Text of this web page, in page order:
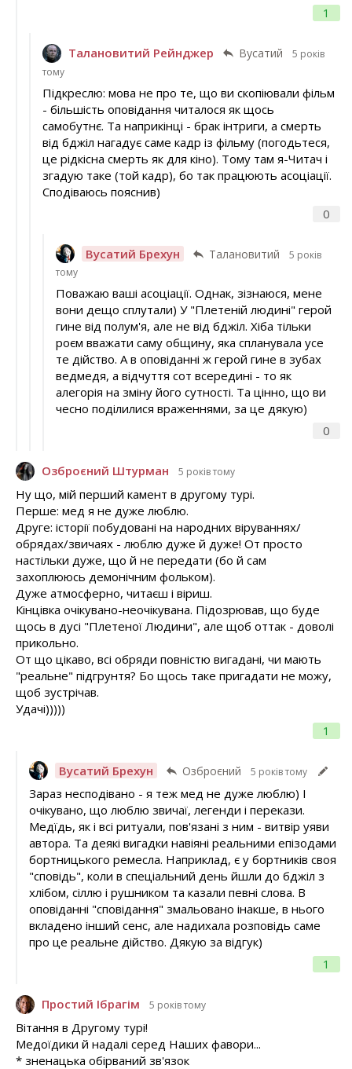
1
Талановитий Рейнджер Вусатий
5 років
тому
0
Підкреслю: мова не про те, що ви скопіювали фільм
- більшість оповідання читалося як щось
самобутнє. Та наприкінці - брак інтриги, а смерть
від бджіл нагадує саме кадр із фільму (погодьтеся,
це рідкісна смерть як для кіно). Тому там я-Читач і
згадую таке (той кадр), бо так працюють асоціації.
Сподіваюсь пояснив)
Вусатий Брехун Талановитий
5 років
тому
0
Поважаю ваші асоціації. Однак, зізнаюся, мене
вони дещо сплутали) У "Плетеній людині" герой
гине від полум'я, але не від бджіл. Хіба тільки
роєм вважати саму общину, яка спланувала усе
те дійство. А в оповіданні ж герой гине в зубах
ведмедя, а відчуття сот всередині - то як
алегорія на зміну його сутності. Та цінно, що ви
чесно поділилися враженнями, за це дякую)
Озброєний Штурман 5 років тому
1
Ну що, мій перший камент в другому турі.
Перше: мед я не дуже люблю.
Друге: історії побудовані на народних віруваннях/
обрядах/звичаях - люблю дуже й дуже! От просто
настільки дуже, що й не передати (бо й сам
захоплююсь демонічним фольком).
Дуже атмосферно, читаєш і віриш.
Кінцівка очікувано-неочікувана. Підозрював, що буде
щось в дусі "Плетеної Людини", але щоб оттак - доволі
прикольно.
От що цікаво, всі обряди повністю вигадані, чи мають
"реальне" підгрунтя? Бо щось таке пригадати не можу,
щоб зустрічав.
Удачі)))))
Вусатий Брехун Озброєний 5 років тому
1
Зараз несподівано - я теж мед не дуже люблю) І
очікувано, що люблю звичаї, легенди і перекази.
Медїдь, як і всі ритуали, пов'язані з ним - витвір уяви
автора. Та деякі вигадки навіяні реальними епізодами
бортницького ремесла. Наприклад, є у бортників своя
"сповідь", коли в спеціальний день йшли до бджіл з
хлібом, сіллю і рушником та казали певні слова. В
оповіданні "сповідання" змальовано інакше, в нього
вкладено інший сенс, але надихала розповідь саме
про це реальне дійство. Дякую за відгук)
Простий Ібрагім 5 років тому
Вітання в Другому турі!
Медоїдики й надалі серед Наших фавори...
* зненацька обірваний зв'язок